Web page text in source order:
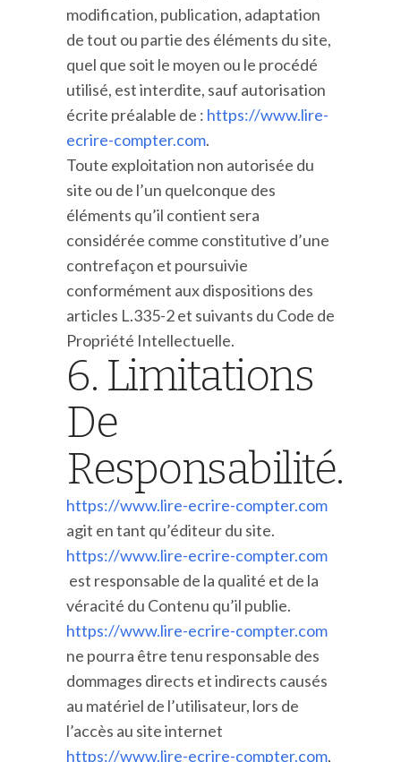
modification, publication, adaptation
de tout ou partie des éléments du site,
quel que soit le moyen ou le procédé
utilisé, est interdite, sauf autorisation
écrite préalable de : https://www.lire-
ecrire-compter.com.
Toute exploitation non autorisée du
site ou de l’un quelconque des
éléments qu’il contient sera
considérée comme constitutive d’une
contrefaçon et poursuivie
conformément aux dispositions des
articles L.335-2 et suivants du Code de
Propriété Intellectuelle.
6. Limitations
De
Responsabilité.
https://www.lire-ecrire-compter.com
agit en tant qu’éditeur du site.
https://www.lire-ecrire-compter.com
est responsable de la qualité et de la
véracité du Contenu qu’il publie.
https://www.lire-ecrire-compter.com
ne pourra être tenu responsable des
dommages directs et indirects causés
au matériel de l’utilisateur, lors de
l’accès au site internet
https://www.lire-ecrire-compter.com,